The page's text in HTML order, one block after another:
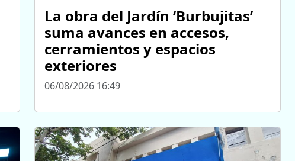
La obra del Jardín ‘Burbujitas’
suma avances en accesos,
cerramientos y espacios
exteriores
06/08/2026 16:49